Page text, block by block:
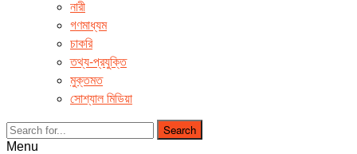
নারী
গণমাধ্যম
চাকরি
তথ্য-প্রযুক্তি
মুক্তমত
সোশ্যাল মিডিয়া
Search
Menu